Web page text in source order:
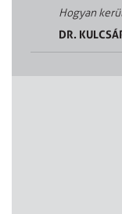
Hogyan
DR.